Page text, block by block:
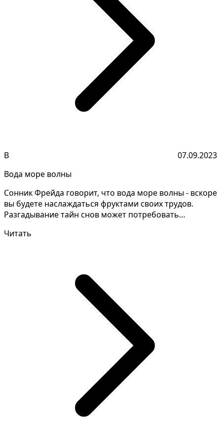
В
07.09.2023
Вода море волны
Сонник Фрейда говорит, что вода море волны - вскоре
вы будете наслаждаться фруктами своих трудов.
Разгадывание тайн снов может потребовать
Читать